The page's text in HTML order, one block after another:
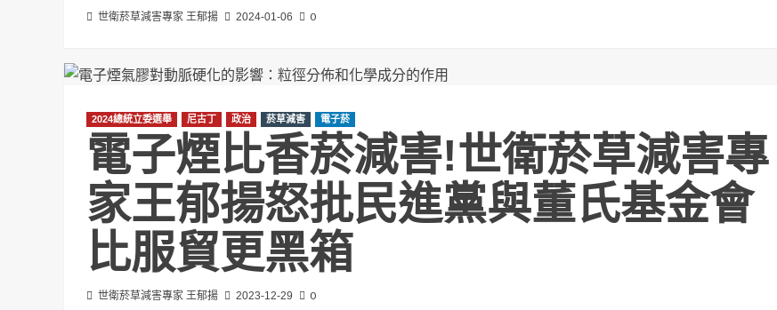
世衛菸草減害專家 王郁揚 2024-01-06 0
2024總統立委選舉 尼古丁 政治 菸草減害 電子菸
電子煙比香菸減害!世衛菸草減害專
家王郁揚怒批民進黨與董氏基金會
比服貿更黑箱
世衛菸草減害專家 王郁揚 2023-12-29 0